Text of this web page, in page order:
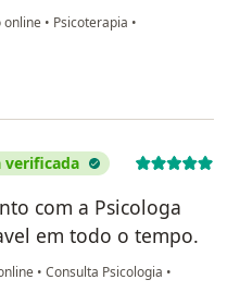
online • Psicoterapia •
verificada
com a Psicologa
em todo o tempo.
• Consulta Psicologia •